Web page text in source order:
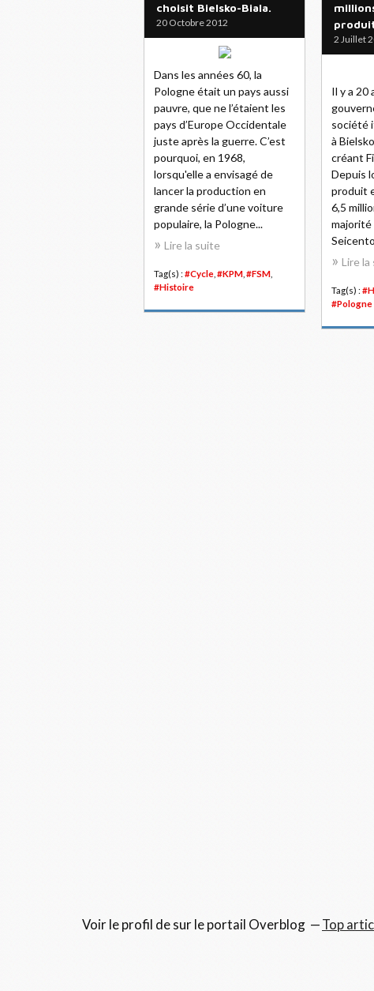
choisit Bielsko-Biala.
20 Octobre 2012
Dans les années 60, la
Pologne était un pays aussi
pauvre, que ne l’étaient les
pays d’Europe Occidentale
juste après la guerre. C’est
pourquoi, en 1968,
lorsqu'elle a envisagé de
lancer la production en
grande série d’une voiture
populaire, la Pologne...
Lire la suite
Tag(s) : #Cycle #KPM #FSM
#Histoire
2 Juillet
Il y a 20
société
à
créant
Depuis
produit
6,5
majorité
Lire la
Tag(s) :
#Pologne
Voir le profil desur le portail Overblog Top